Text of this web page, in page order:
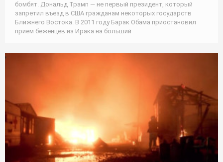
бомбят. Дональд Трамп — не первый президент, который
запретил въезд в США гражданам некоторых государств
Ближнего Востока. В 2011 году Барак Обама приостановил
прием беженцев из Ирака на больший